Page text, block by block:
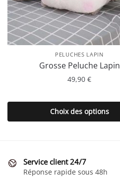
PELUCHES LAPIN
Grosse Peluche Lapin
49,90 €
Choix des options
produit
a
options
Service client 24/7
Réponse rapide sous 48h